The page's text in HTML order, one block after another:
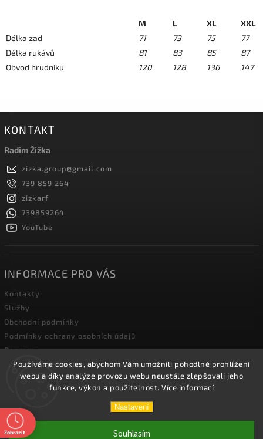
Používáme cookies, abychom Vám umožnili pohodlné prohlížení
webu a díky analýze provozu webu neustále zlepšovali jeho
funkce, výkon a použitelnost. Více informací
Nastavení
Souhlasím
M L XL
XXL
Délka zad
71 73 75
77
Délka rukávů
81 83 85
87
Obvod hrudníku
120 128 136 147
KONTAKT
Radim Žižka
zizka.group@gmail.com
739 859 264
zizkarf
739859264
YouTube
INFORMACE PRO VÁS
Kontakty
Služby
Obchodní podmínky
Podmínky ochrany osobních údajů
Doprava
Blog zahradní techniky
Žižka R&F s.r.o.. Všechna práva vyhrazena.
Shoptet| DesignShoptak.cz.
Zobrazit